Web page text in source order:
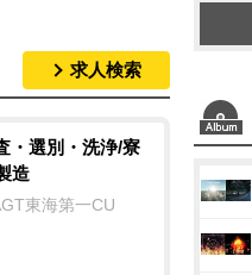
求人検索
・選別・洗浄/寮
造
東海第一CU